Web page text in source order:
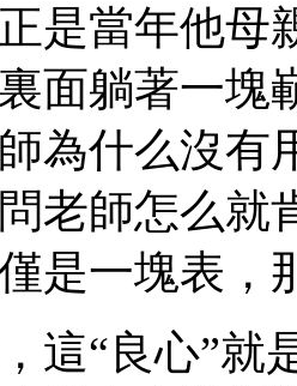
當年他母
面躺著一塊
為什么沒有
老師怎么就
是一塊表，
“良心”就